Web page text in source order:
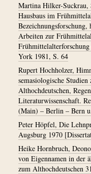
Martina Hilker-Suckrau,
Hausbaus im
Bezeichnungsforschung,
Arbeiten zur
York 1981, S. 64
Rupert Hochholzer,
semasiologische Studien
Althochdeutschen,
Literaturwissenschaft.
(Main) – Berlin – Bern
Peter Höpfel, Die
Augsburg 1970
Heike Hornbruch,
von Eigennamen in der
zum Althochdeutschen